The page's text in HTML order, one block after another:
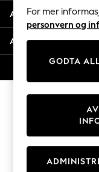
Trending:
Toy Story
THE SET
Coats &
Knitwear
Cardigans
Dresses
Sets &
T-Shirts
Avdelinger
Andre tjenester
For mer
personvern og
GODTA